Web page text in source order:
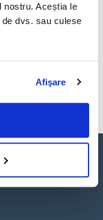
nostru. Aceștia le
dvs. sau culese
Afişare
România”. În
al Consiliului
Cooperare